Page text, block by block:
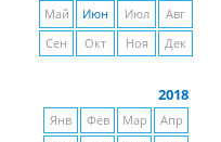
Май
Июн Июл
Авг
Сен
Окт Ноя Дек
2018
Янв Фев Мар
Апр